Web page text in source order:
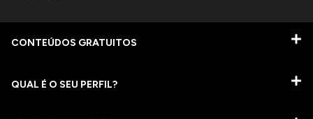
CONTEÚDOS GRATUITOS
QUAL É O SEU PERFIL?